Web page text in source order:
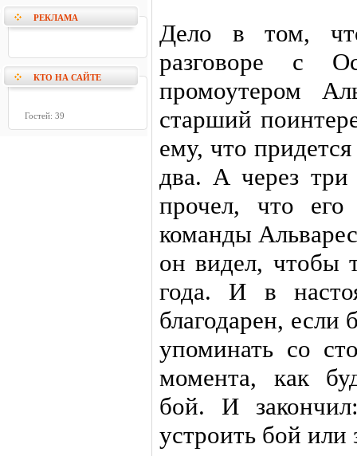
РЕКЛАМА
КТО НА САЙТЕ
Гостей: 39
Дело в том,
разговоре с
промоутером
старший
ему, что
два. А через три
прочел, что
команды
он видел, чтобы
года. И в
благодарен,
упоминать со
момента, как
бой. И
устроить бой или